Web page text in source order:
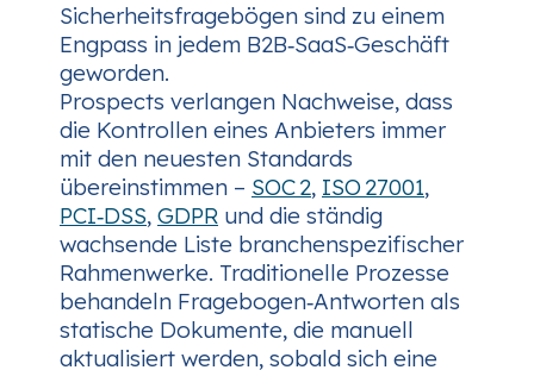
Sicherheitsfragebögen sind zu einem
Engpass in jedem B2B‑SaaS‑Geschäft
geworden.
Prospects verlangen Nachweise, dass
die Kontrollen eines Anbieters immer
mit den neuesten Standards
übereinstimmen – SOC 2, ISO 27001,
PCI‑DSS, GDPR und die ständig
wachsende Liste branchenspezifischer
Rahmenwerke. Traditionelle Prozesse
behandeln Fragebogen‑Antworten als
statische Dokumente, die manuell
aktualisiert werden, sobald sich eine